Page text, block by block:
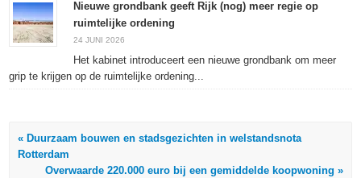
Nieuwe grondbank geeft Rijk (nog) meer regie op
ruimtelijke ordening
24 JUNI 2026
Het kabinet introduceert een nieuwe grondbank om meer
grip te krijgen op de ruimtelijke ordening...
« Duurzaam bouwen en stadsgezichten in welstandsnota
Rotterdam
Overwaarde 220.000 euro bij een gemiddelde koopwoning »